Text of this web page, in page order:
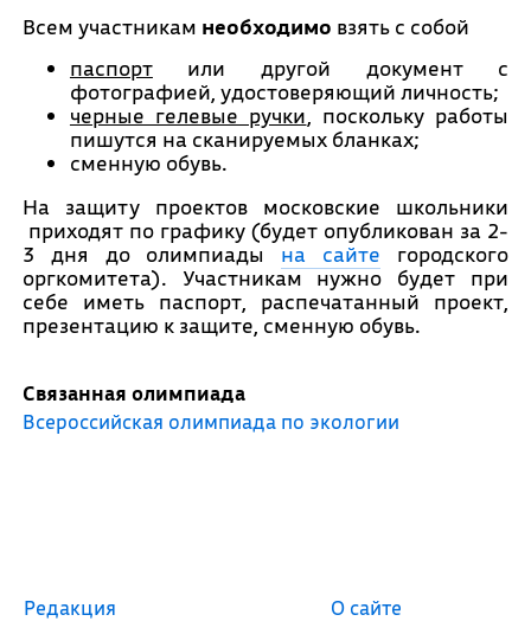
Всем участникам необходимо взять с собой
паспортили другой документ с
фотографией, удостоверяющий личность;
черные гелевые ручки, поскольку работы
пишутся на сканируемых бланках;
сменную обувь.
На защиту проектов московские школьники
приходят по графику (будет опубликован за 2-
3 дня до олимпиады на сайте городского
оргкомитета). Участникам нужно будет при
себе иметь паспорт, распечатанный проект,
презентацию к защите, сменную обувь.
Связанная олимпиада
Всероссийская олимпиада по экологии
Редакция
О сайте